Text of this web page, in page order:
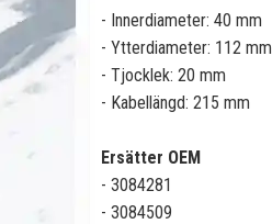
- Innerdiameter: 40 mm
- Ytterdiameter: 112 mm
- Tjocklek: 20 mm
- Kabellängd: 215 mm
Ersätter OEM
- 3084281
- 3084509